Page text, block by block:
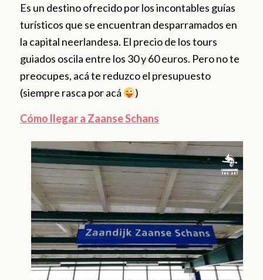
Es un destino ofrecido por los incontables guías
turísticos que se encuentran desparramados en
la capital neerlandesa. El precio de los tours
guiados oscila entre los 30 y 60 euros. Pero no te
preocupes, acá te reduzco el presupuesto
(siempre rasca por acá
)
Cómo llegar a Zaanse Schans